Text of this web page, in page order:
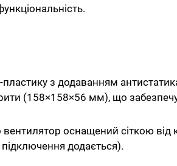
з додаванням
(158×158×56 мм), що
оснащений сіткою від
додається).